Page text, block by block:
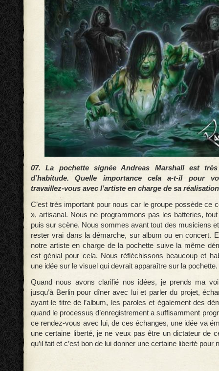
07. La pochette signée Andreas Marshall est
d’habitude. Quelle importance cela a-t-il pour
travaillez-vous avec l’artiste en charge de sa
C’est très important pour nous car le groupe possède ce
», artisanal. Nous ne programmons pas les batteries,
puis sur scène. Nous sommes avant tout des musiciens
rester vrai dans la démarche, sur album ou en concert.
notre artiste en charge de la pochette suive la même
est génial pour cela. Nous réfléchissons beaucoup et
une idée sur le visuel qui devrait apparaître sur la pochette.
Quand nous avons clarifié nos idées, je prends ma
jusqu’à Berlin pour dîner avec lui et parler du projet,
ayant le titre de l’album, les paroles et également des
quand le processus d’enregistrement a suffisamment
ce rendez-vous avec lui, de ces échanges, une idée va
une certaine liberté, je ne veux pas être un dictateur de
qu’il fait et c’est bon de lui donner une certaine liberté pour